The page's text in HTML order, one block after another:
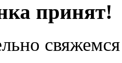
принят!